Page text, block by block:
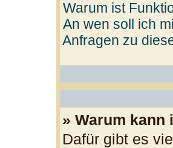
Warum ist
An wen soll ich
Anfragen zu
» Warum
Dafür gibt es